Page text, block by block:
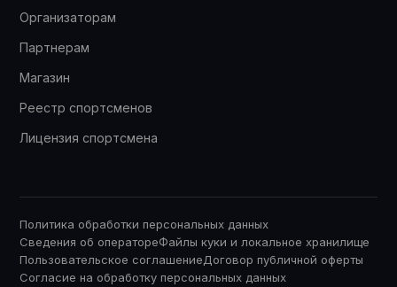
Организаторам
Партнерам
Магазин
Реестр спортсменов
Лицензия спортсмена
Политика обработки персональных данных
Сведения об оператореФайлы куки и локальное хранилище
Пользовательское соглашениеДоговор публичной оферты
Согласие на обработку персональных данных